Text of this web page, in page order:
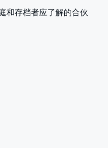
和存档者应了解的合伙